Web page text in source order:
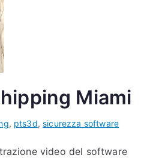
Miami
, pts3d,sicurezza software
video del software